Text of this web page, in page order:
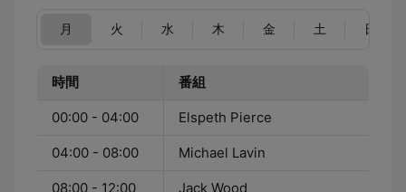
月 火 水 木 金 土 日
時間 番組
00:00 - 04:00 Elspeth Pierce
04:00 - 08:00 Michael Lavin
08:00 - 12:00 Jack Wood